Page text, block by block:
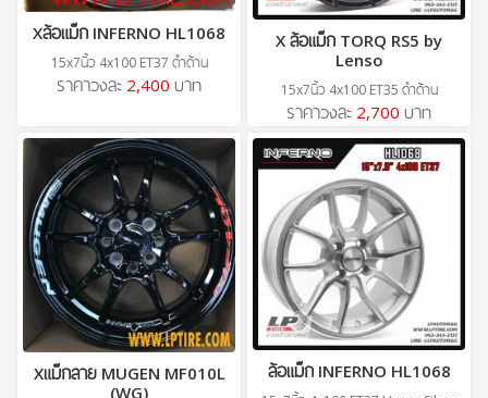
Xล้อแม็ก INFERNO HL1068
15x7นิ้ว 4x100 ET37 ดำด้าน
ราคาวงละ 2,400 บาท
X ล้อแม็ก TORQ RS5 by
Lenso
15x7นิ้ว 4x100 ET35 ดำด้าน
ราคาวงละ 2,700 บาท
Xแม็กลาย MUGEN MF010L
(WG)
ล้อแม็ก INFERNO HL1068